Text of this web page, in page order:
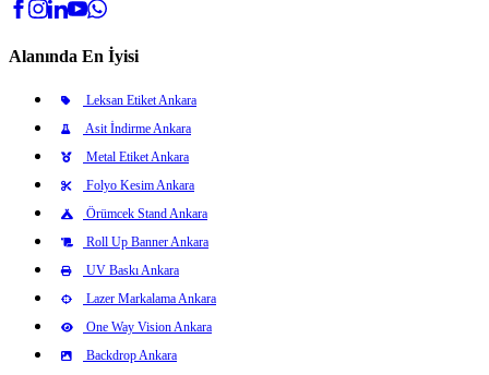
Alanında En İyisi
Leksan Etiket Ankara
Asit İndirme Ankara
Metal Etiket Ankara
Folyo Kesim Ankara
Örümcek Stand Ankara
Roll Up Banner Ankara
UV Baskı Ankara
Lazer Markalama Ankara
One Way Vision Ankara
Backdrop Ankara